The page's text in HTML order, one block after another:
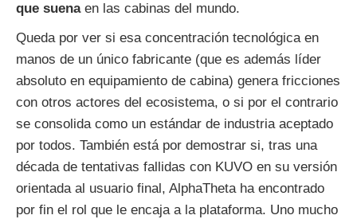
que suenaen las cabinas del mundo.
Queda por ver si esa concentración tecnológica en
manos de un único fabricante (que es además líder
absoluto en equipamiento de cabina) genera fricciones
con otros actores del ecosistema, o si por el contrario
se consolida como un estándar de industria aceptado
por todos. También está por demostrar si, tras una
década de tentativas fallidas con KUVO en su versión
orientada al usuario final, AlphaTheta ha encontrado
por fin el rol que le encaja a la plataforma. Uno mucho